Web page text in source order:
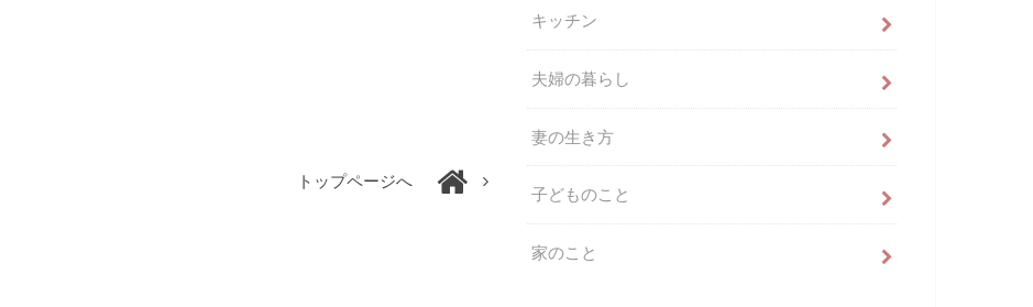
トップページへ
キッチン
夫婦の暮らし
妻の生き方
子どものこと
家のこと